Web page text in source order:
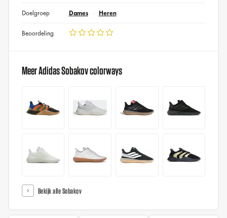
Doelgroep Dames Heren
Beoordeling
Meer Adidas Sobakov colorways
Bekijk alle Sobakov